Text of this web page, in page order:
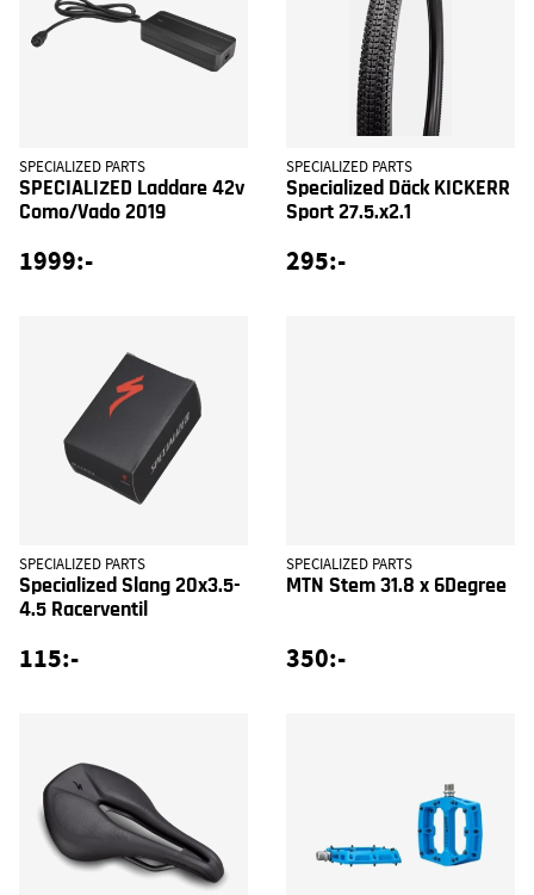
SPECIALIZED PARTS
SPECIALIZED Laddare 42v
Como/Vado 2019
1999:-
SPECIALIZED PARTS
Specialized Däck KICKERR
Sport 27.5.x2.1
295:-
SPECIALIZED PARTS
Specialized Slang 20x3.5-
4.5 Racerventil
115:-
SPECIALIZED PARTS
MTN Stem 31.8 x 6Degree
350:-